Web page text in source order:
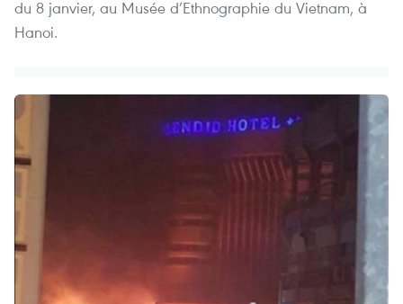
du 8 janvier, au Musée d’Ethnographie du Vietnam, à
Hanoi.